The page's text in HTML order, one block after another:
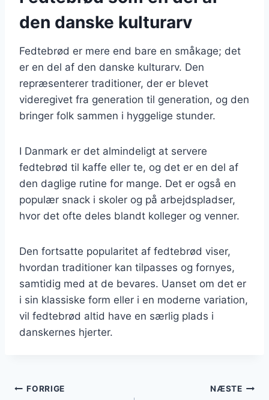
den danske kulturarv
Fedtebrød er mere end bare en småkage; det
er en del af den danske kulturarv. Den
repræsenterer traditioner, der er blevet
videregivet fra generation til generation, og den
bringer folk sammen i hyggelige stunder.
I Danmark er det almindeligt at servere
fedtebrød til kaffe eller te, og det er en del af
den daglige rutine for mange. Det er også en
populær snack i skoler og på arbejdspladser,
hvor det ofte deles blandt kolleger og venner.
Den fortsatte popularitet af fedtebrød viser,
hvordan traditioner kan tilpasses og fornyes,
samtidig med at de bevares. Uanset om det er
i sin klassiske form eller i en moderne variation,
vil fedtebrød altid have en særlig plads i
danskernes hjerter.
Indlægsnavigation
FORRIGE NÆSTE